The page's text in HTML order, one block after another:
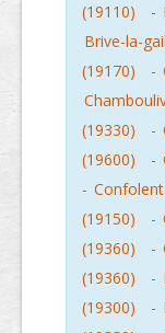
(19110)
-
Brive-la-
(19170)
-
(19330)
-
(19600)
-
-
(19150)
-
(19360)
-
(19360)
-
(19300)
-